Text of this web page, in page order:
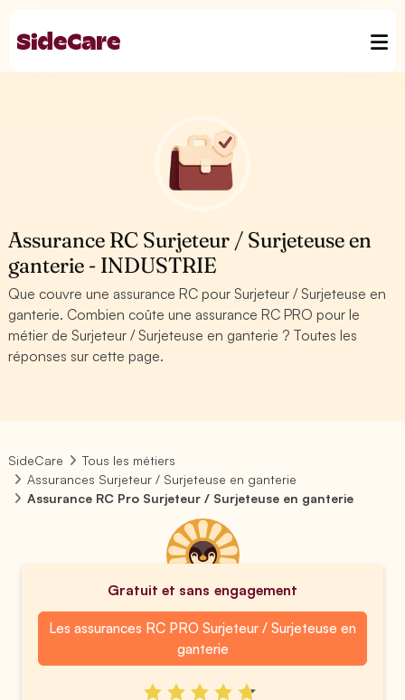
Assurance RC Surjeteur / Surjeteuse en
ganterie - INDUSTRIE
Que couvre une assurance RC pour Surjeteur / Surjeteuse en
ganterie. Combien coûte une assurance RC PRO pour le
métier de Surjeteur / Surjeteuse en ganterie ? Toutes les
réponses sur cette page.
SideCare
Tous les métiers
Assurances Surjeteur / Surjeteuse en ganterie
Assurance RC Pro Surjeteur / Surjeteuse en ganterie
Gratuit et sans engagement
Les assurances RC PRO Surjeteur / Surjeteuse en
ganterie